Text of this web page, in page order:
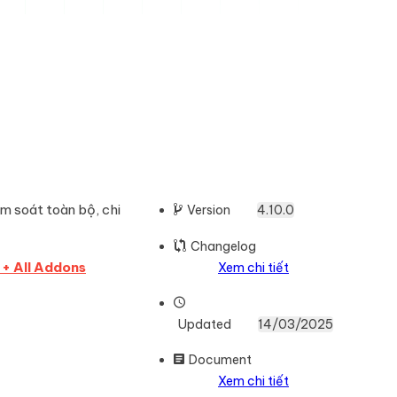
soát toàn bộ, chi
All Addons
Version 4.10.0
Changelog
Xem chi tiết
Updated 14/03/2025
Document
Xem chi tiết